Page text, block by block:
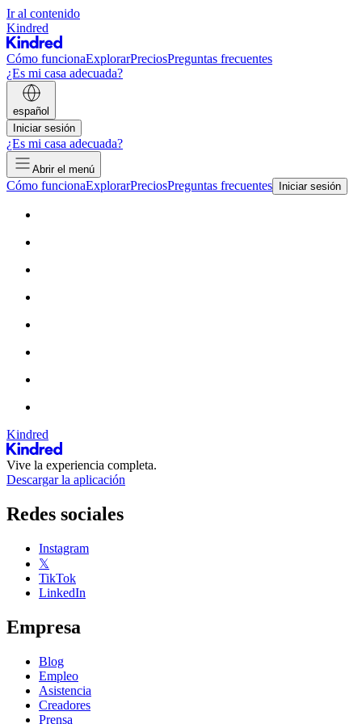
Ir al contenido
Kindred
Cómo funcionaExplorarPreciosPreguntas frecuentes
¿Es mi casa adecuada?
español
Iniciar sesión
¿Es mi casa adecuada?
Abrir el menú
Cómo funcionaExplorarPreciosPreguntas frecuentes Iniciar sesión
Kindred
Vive la experiencia completa.
Descargar la aplicación
Redes sociales
Instagram
𝕏
TikTok
LinkedIn
Empresa
Blog
Empleo
Asistencia
Creadores
Prensa